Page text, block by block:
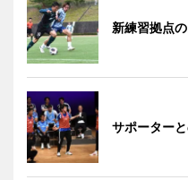
新練習拠点
サポーター